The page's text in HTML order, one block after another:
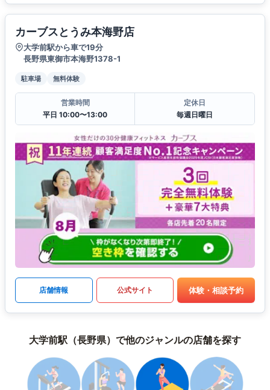
カーブスとうみ本海野店
大学前駅から車で19分
長野県東御市本海野1378-1
駐車場 無料体験
営業時間
平日 10:00〜13:00
定休日
毎週日曜日
店舗情報 公式サイト 体験・相談予約
大学前駅（長野県）で他のジャンルの店舗を探す